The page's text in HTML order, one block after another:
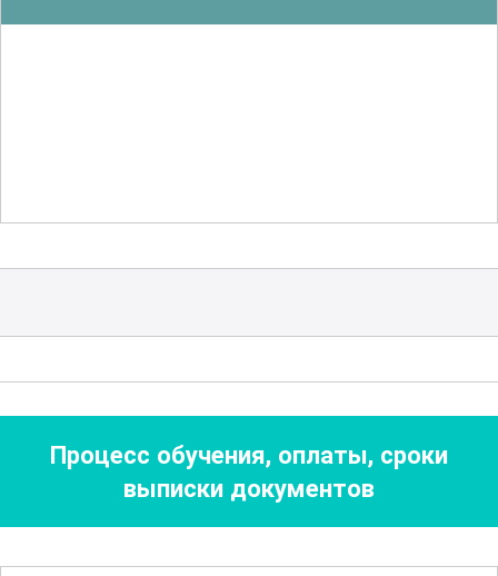
препаратов, их роли в медицине и
биосовместимости и безопасности
включает в себя подробное
рассмотрениепроизводственных
процессови оборудования,
используемого в этой области.
Участники смогут узнать о новейших
Процесс обучения, оплаты, сроки
выписки документов